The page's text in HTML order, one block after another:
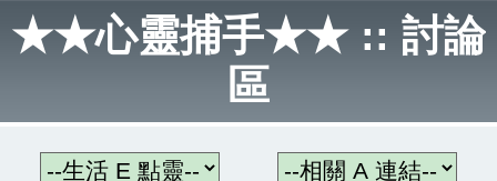
★★心靈捕手★★ :: 討論
區